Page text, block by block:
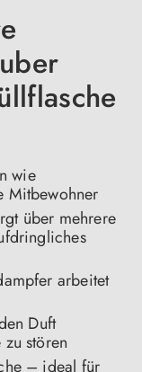
wie
Mitbewohner
über mehrere
arbeitet
Duft
stören
– ideal für